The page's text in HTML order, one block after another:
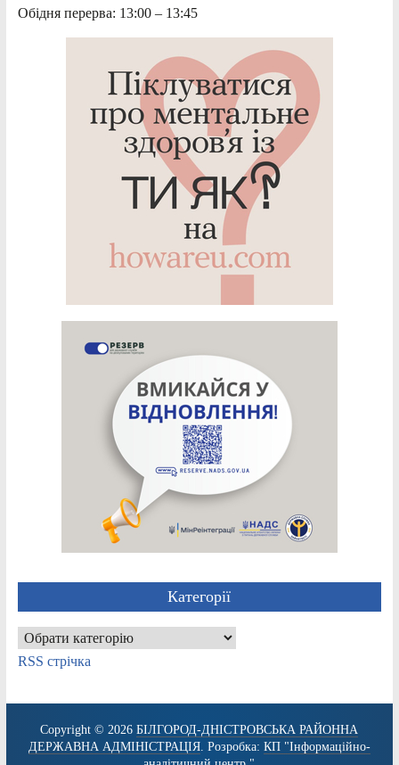
Обідня перерва: 13:00 – 13:45
Категорії
Категорії
RSS стрічка
Copyright © 2026БІЛГОРОД-ДНІСТРОВСЬКА РАЙОННА
ДЕРЖАВНА АДМІНІСТРАЦІЯ. Розробка: КП "Інформаційно-